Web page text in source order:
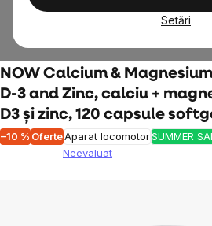
Setări
NOW Calcium &
D-3 and Zinc, calciu +
D3 și zinc, 120 capsule
–10 % OferteAparat locomotorSUMMER
Neevaluat